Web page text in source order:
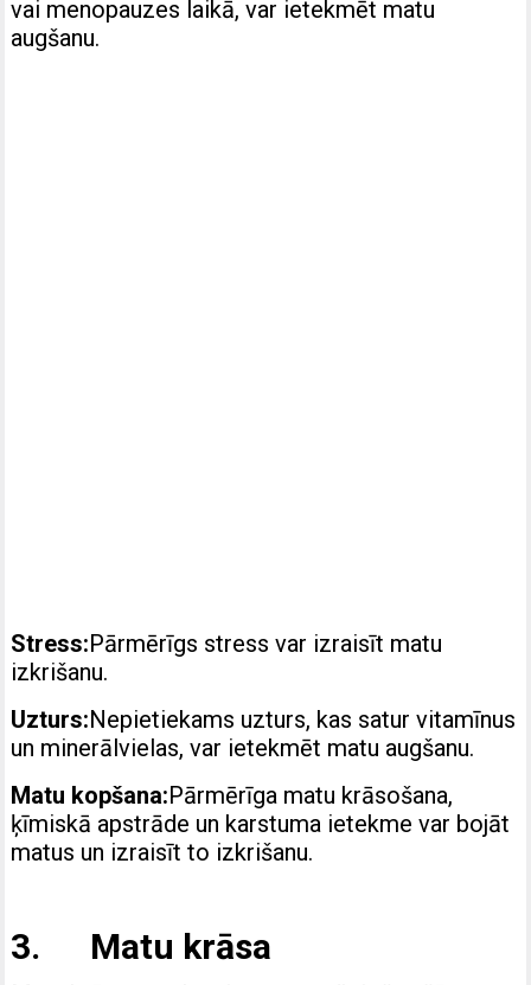
vai menopauzes laikā, var ietekmēt matu
augšanu.
Stress:Pārmērīgs stress var izraisīt matu
izkrišanu.
Uzturs:Nepietiekams uzturs, kas satur vitamīnus
un minerālvielas, var ietekmēt matu augšanu.
Matu kopšana:Pārmērīga matu krāsošana,
ķīmiskā apstrāde un karstuma ietekme var bojāt
matus un izraisīt to izkrišanu.
3. Matu krāsa